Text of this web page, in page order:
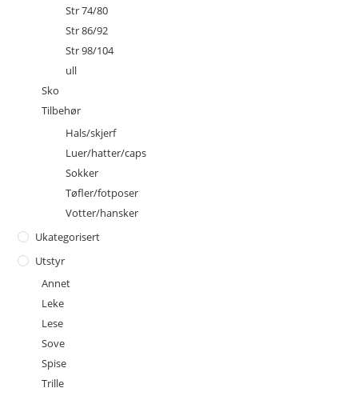
Str 74/80
Str 86/92
Str 98/104
ull
Sko
Tilbehør
Hals/skjerf
Luer/hatter/caps
Sokker
Tøfler/fotposer
Votter/hansker
Ukategorisert
Utstyr
Annet
Leke
Lese
Sove
Spise
Trille